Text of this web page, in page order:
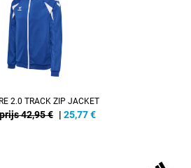
2.0 TRACK ZIP JACKET
42,95 € | 25,77€